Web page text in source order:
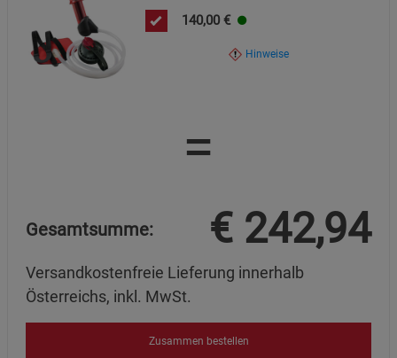
140,00 €
Hinweise
=
Gesamtsumme: € 242,94
Versandkostenfreie Lieferung innerhalb
Österreichs, inkl. MwSt.
Zusammen bestellen
Marketing Cookies (3)
Beschreibung Marketing Cookies
Datenschutzerklärung